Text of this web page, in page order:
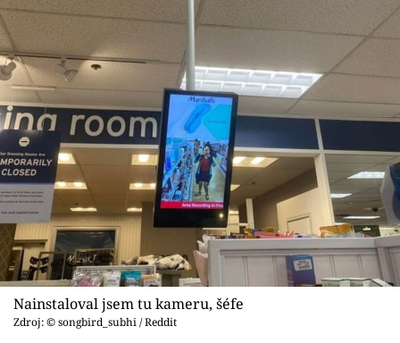
Nainstaloval jsem tu kameru, šéfe
Zdroj: © songbird_subhi / Reddit